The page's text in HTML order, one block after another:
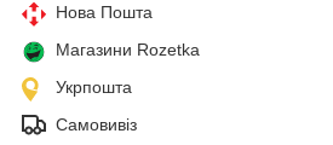
Нова Пошта
Магазини Rozetka
Укрпошта
Самовивіз